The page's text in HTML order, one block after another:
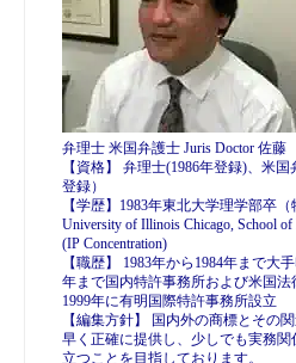
弁理士 米国弁護士 Juris Doctor 佐
【資格】 弁理士(1986年登録)、米
登録）
【学歴】1983年東北大学理学部卒
University of Illinois Chicago, School
(IP Concentration)
【職歴】 1983年から1984年まで大
年まで国内特許事務所および米国法
1999年に有明国際特許事務所設立
【編集方針】 国内外の商標とその
早く正確に提供し、少しでも実務
立つことを目指しております。